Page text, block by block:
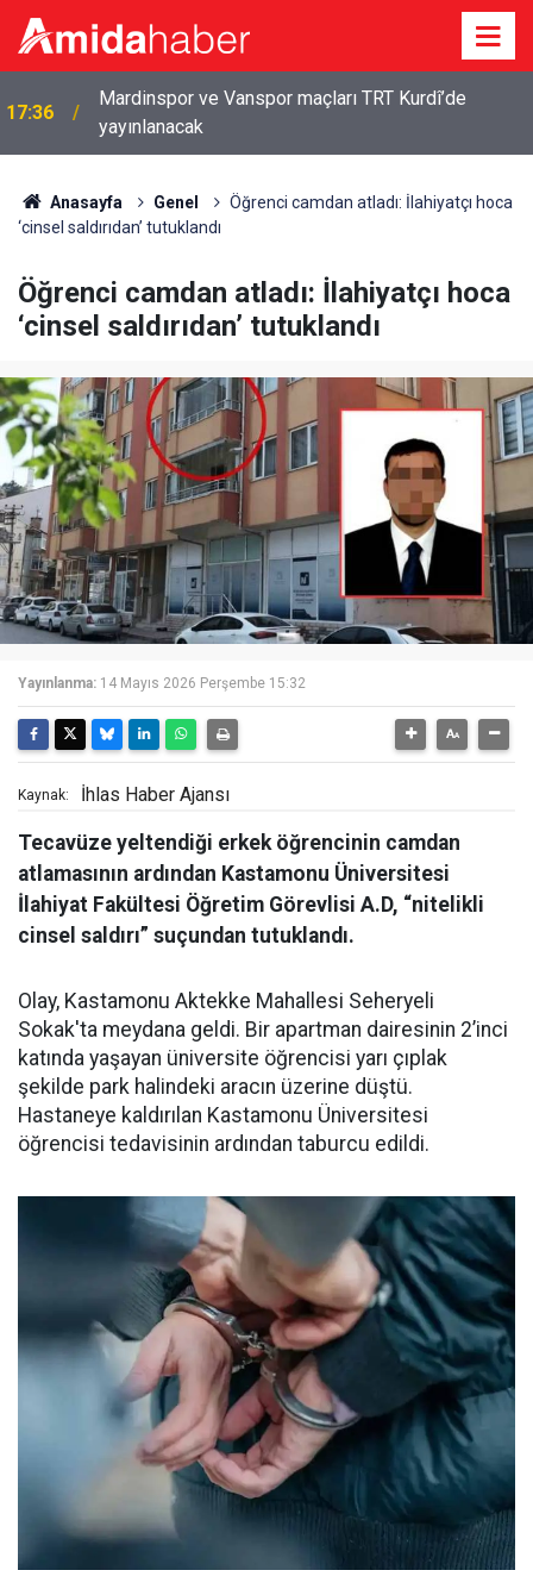
17:36
Mardinspor ve Vanspor maçları TRT Kurdî’de
yayınlanacak
Anasayfa Genel
Öğrenci camdan atladı: İlahiyatçı hoca
‘cinsel saldırıdan’ tutuklandı
Öğrenci camdan atladı: İlahiyatçı hoca
‘cinsel saldırıdan’ tutuklandı
Yayınlanma: 14 Mayıs 2026 Perşembe 15:32
Kaynak: İhlas Haber Ajansı
Tecavüze yeltendiği erkek öğrencinin camdan
atlamasının ardından Kastamonu Üniversitesi
İlahiyat Fakültesi Öğretim Görevlisi A.D, “nitelikli
cinsel saldırı” suçundan tutuklandı.
Olay, Kastamonu Aktekke Mahallesi Seheryeli
Sokak'ta meydana geldi. Bir apartman dairesinin 2’inci
katında yaşayan üniversite öğrencisi yarı çıplak
şekilde park halindeki aracın üzerine düştü.
Hastaneye kaldırılan Kastamonu Üniversitesi
öğrencisi tedavisinin ardından taburcu edildi.